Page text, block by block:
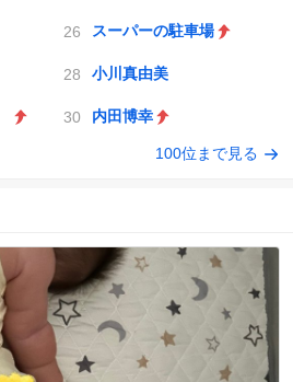
スーパーの駐車場
小川真由美
内田博幸
100位まで見る